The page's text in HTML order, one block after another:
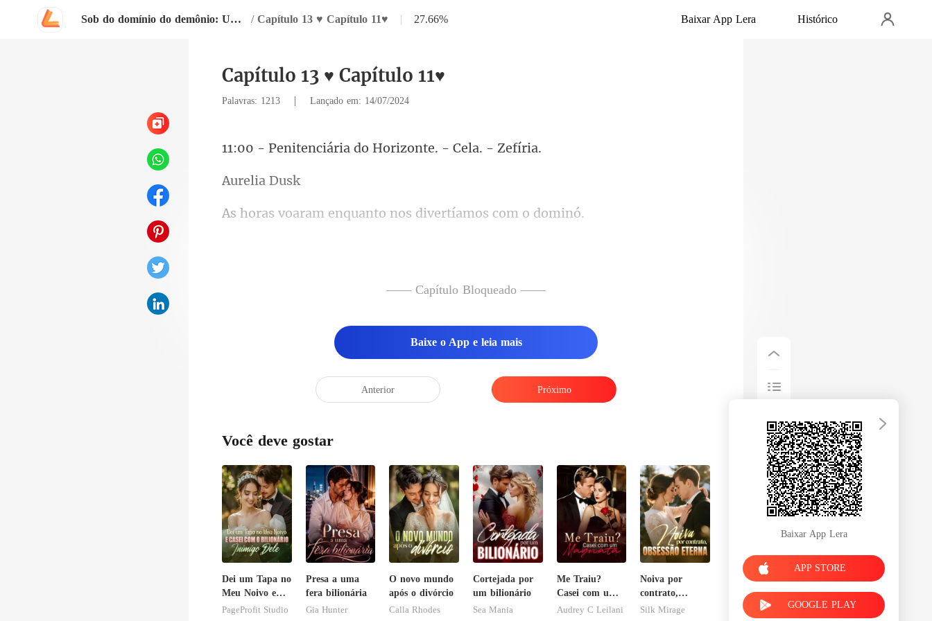
Sob do domínio do demônio: Um romance Dark. / Capítulo 13 ♥ Capítulo 11♥ | 27.66% Baixar App Lera Histórico
Capítulo 13 ♥ Capítulo 11♥
Palavras: 1213 | Lançado em: 14/07/2024
ria do Horizonte.
lia
quanto nos divertí
—— Capítulo Bloqueado ——
Baixe o App e leia mais
Anterior Próximo
Você deve gostar
Dei um Tapa no
Meu Noivo e
Casei com o
PageProfit Studio
Presa a uma
fera bilionária
Gia Hunter
O novo mundo
após o divórcio
Calla Rhodes
Cortejada por
um bilionário
Sea Mania
Me Traiu?
Casei com um
Magnata
Audrey C Leilani
Noiva por
contrato,
obsessão eterna
Silk Mirage
Baixar App Lera
APP STORE
GOOGLE PLAY